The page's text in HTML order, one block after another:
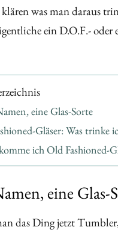
was man daraus
ein D.O.F.- oder
eine Glas-Sorte
Gläser: Was trinke
ich Old Fashioned-
eine Glas-
das Ding jetzt